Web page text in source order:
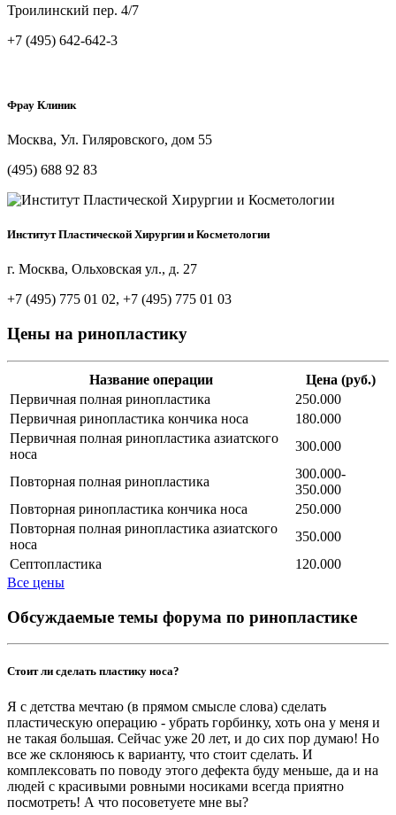
Троилинский пер. 4/7
+7 (495) 642-642-3
Фрау Клиник
Москва, Ул. Гиляровского, дом 55
(495) 688 92 83
Институт Пластической Хирургии и Косметологии
г. Москва, Ольховская ул., д. 27
+7 (495) 775 01 02, +7 (495) 775 01 03
Цены на ринопластику
Название операции
Цена (руб.)
Первичная полная ринопластика
250.000
Первичная ринопластика кончика носа
180.000
Первичная полная ринопластика азиатского
носа
300.000
Повторная полная ринопластика
300.000-
350.000
Повторная ринопластика кончика носа
250.000
Повторная полная ринопластика азиатского
носа
350.000
Септопластика
120.000
Все цены
Обсуждаемые темы форума по ринопластике
Стоит ли сделать пластику носа?
Я с детства мечтаю (в прямом смысле слова) сделать
пластическую операцию - убрать горбинку, хоть она у меня и
не такая большая. Сейчас уже 20 лет, и до сих пор думаю! Но
все же склоняюсь к варианту, что стоит сделать. И
комплексовать по поводу этого дефекта буду меньше, да и на
людей с красивыми ровными носиками всегда приятно
посмотреть! А что посоветуете мне вы?